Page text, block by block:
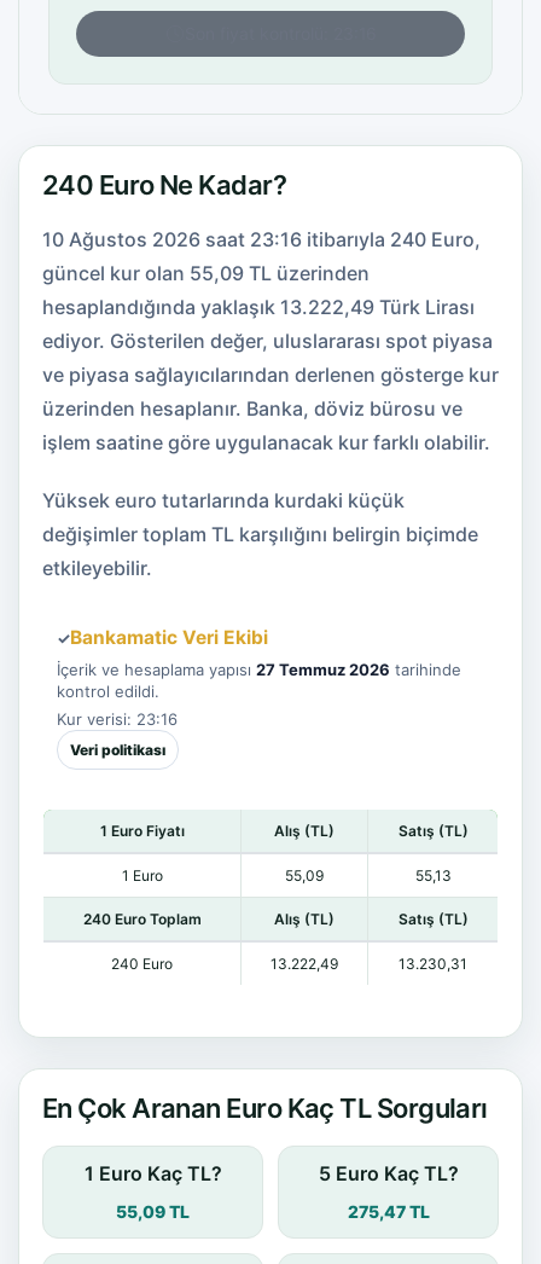
240 Euro Ne Kadar?
10 Ağustos 2026 saat 23:16 itibarıyla 240 Euro,
güncel kur olan 55,09 TL üzerinden
hesaplandığında yaklaşık 13.222,49 Türk Lirası
ediyor. Gösterilen değer, uluslararası spot piyasa
ve piyasa sağlayıcılarından derlenen gösterge kur
üzerinden hesaplanır. Banka, döviz bürosu ve
işlem saatine göre uygulanacak kur farklı olabilir.
Yüksek euro tutarlarında kurdaki küçük
değişimler toplam TL karşılığını belirgin biçimde
etkileyebilir.
✓Bankamatic Veri Ekibi
İçerik ve hesaplama yapısı 27 Temmuz 2026 tarihinde
kontrol edildi.
Kur verisi: 23:16
Veri politikası
1 Euro Fiyatı Alış (TL) Satış (TL)
1 Euro 55,09 55,13
240 Euro Toplam Alış (TL) Satış (TL)
240 Euro 13.222,49 13.230,31
En Çok Aranan Euro Kaç TL Sorguları
1 Euro Kaç TL?
55,09 TL
5 Euro Kaç TL?
275,47 TL